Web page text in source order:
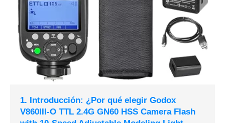
1. Introducción: ¿Por qué elegir Godox
V860III-O TTL 2.4G GN60 HSS Camera Flash